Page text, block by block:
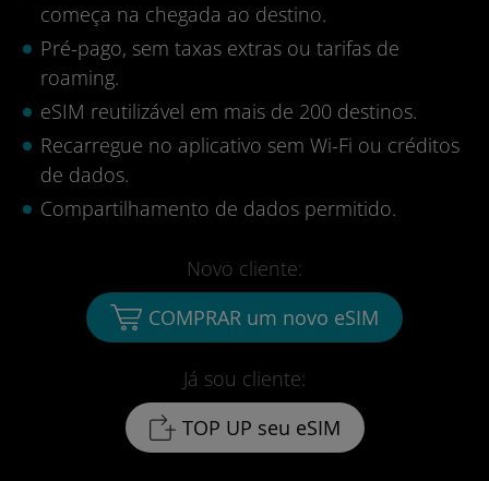
começa na chegada ao destino.
Pré-pago, sem taxas extras ou tarifas de
roaming.
eSIM reutilizável em mais de 200 destinos.
Recarregue no aplicativo sem Wi-Fi ou créditos
de dados.
Compartilhamento de dados permitido.
Já sou cliente:
TOP UP seu eSIM
Novo cliente:
COMPRAR um novo eSIM